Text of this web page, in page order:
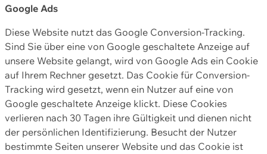
Google Ads
Diese Website nutzt das Google Conversion-Tracking.
Sind Sie über eine von Google geschaltete Anzeige auf
unsere Website gelangt, wird von Google Ads ein Cookie
auf Ihrem Rechner gesetzt. Das Cookie für Conversion-
Tracking wird gesetzt, wenn ein Nutzer auf eine von
Google geschaltete Anzeige klickt. Diese Cookies
verlieren nach 30 Tagen ihre Gültigkeit und dienen nicht
der persönlichen Identifizierung. Besucht der Nutzer
bestimmte Seiten unserer Website und das Cookie ist